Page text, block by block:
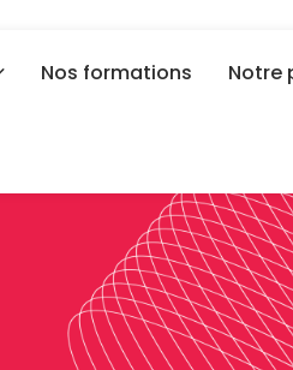
Nos formations Notre